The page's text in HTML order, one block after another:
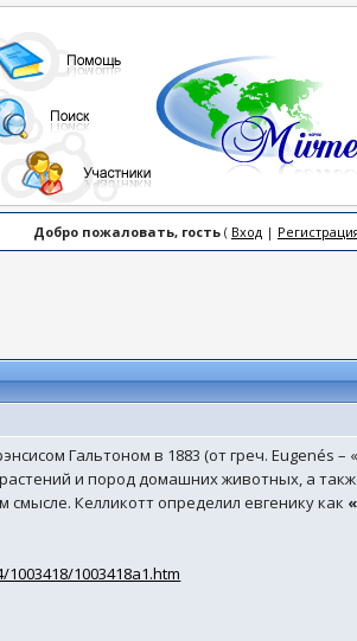
Добро пожаловать, гость( Вход|
Гальтоном в 1883 (от греч. Eugenés
и пород домашних животных, а
Келликотт определил евгенику как
1003418a1.htm